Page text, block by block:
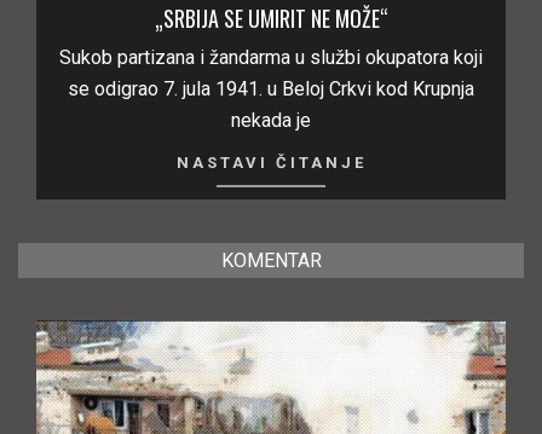
„SRBIJA SE UMIRIT NE MOŽE“
Sukob partizana i žandarma u službi okupatora koji
se odigrao 7. jula 1941. u Beloj Crkvi kod Krupnja
nekada je
NASTAVI ČITANJE
KOMENTAR